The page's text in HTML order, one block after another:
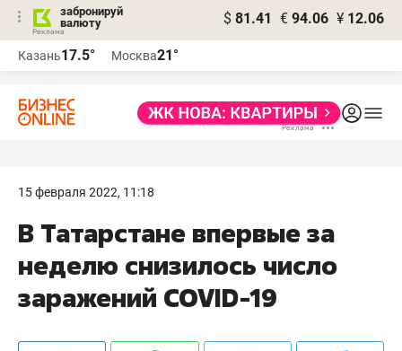
забронируй
валюту
$ 81.41 € 94.06 ¥ 12.06
Казань17.5° Москва21°
15 февраля 2022, 11:18
В Татарстане впервые за
неделю снизилось число
заражений COVID-19